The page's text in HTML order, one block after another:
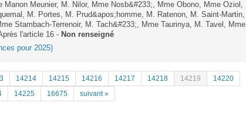
Manon Meunier, M. Nilor, Mme Nosb&#233;, Mme Obono, Mme Oziol,
M. Portes, M. Prud&apos;homme, M. Ratenon, M. Saint-Martin,
Stambach-Terrenoir, M. Tach&#233;, Mme Taurinya, M. Tavel, Mme
l'article 16 - Non renseigné
pour 2025)
14214 14215 14216 14217 14218 14219
14220
14225 16675 suivant »